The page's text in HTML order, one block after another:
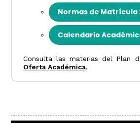
Normas de Matrícula
Calendario
Consulta las materias del Plan
Oferta Académica.